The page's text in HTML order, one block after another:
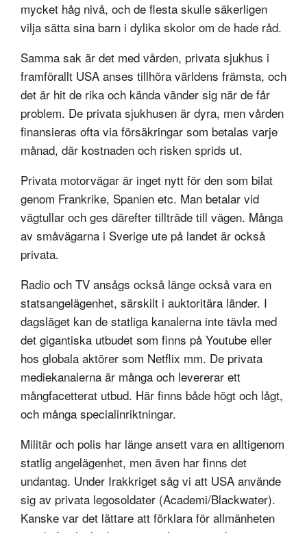
mycket håg nivå, och de flesta skulle säkerligen
vilja sätta sina barn i dylika skolor om de hade råd.
Samma sak är det med vården, privata sjukhus i
framförallt USA anses tillhöra världens främsta, och
det är hit de rika och kända vänder sig när de får
problem. De privata sjukhusen är dyra, men vården
finansieras ofta via försäkringar som betalas varje
månad, där kostnaden och risken sprids ut.
Privata motorvägar är inget nytt för den som bilat
genom Frankrike, Spanien etc. Man betalar vid
vägtullar och ges därefter tillträde till vägen. Många
av småvägarna i Sverige ute på landet är också
privata.
Radio och TV ansågs också länge också vara en
statsangelägenhet, särskilt i auktoritära länder. I
dagsläget kan de statliga kanalerna inte tävla med
det gigantiska utbudet som finns på Youtube eller
hos globala aktörer som Netflix mm. De privata
mediekanalerna är många och levererar ett
mångfacetterat utbud. Här finns både högt och lågt,
och många specialinriktningar.
Militär och polis har länge ansett vara en alltigenom
statlig angelägenhet, men även har finns det
undantag. Under Irakkriget såg vi att USA använde
sig av privata legosoldater (Academi/Blackwater).
Kanske var det lättare att förklara för allmänheten